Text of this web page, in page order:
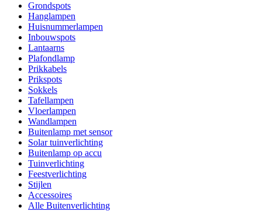
Grondspots
Hanglampen
Huisnummerlampen
Inbouwspots
Lantaarns
Plafondlamp
Prikkabels
Prikspots
Sokkels
Tafellampen
Vloerlampen
Wandlampen
Buitenlamp met sensor
Solar tuinverlichting
Buitenlamp op accu
Tuinverlichting
Feestverlichting
Stijlen
Accessoires
Alle Buitenverlichting